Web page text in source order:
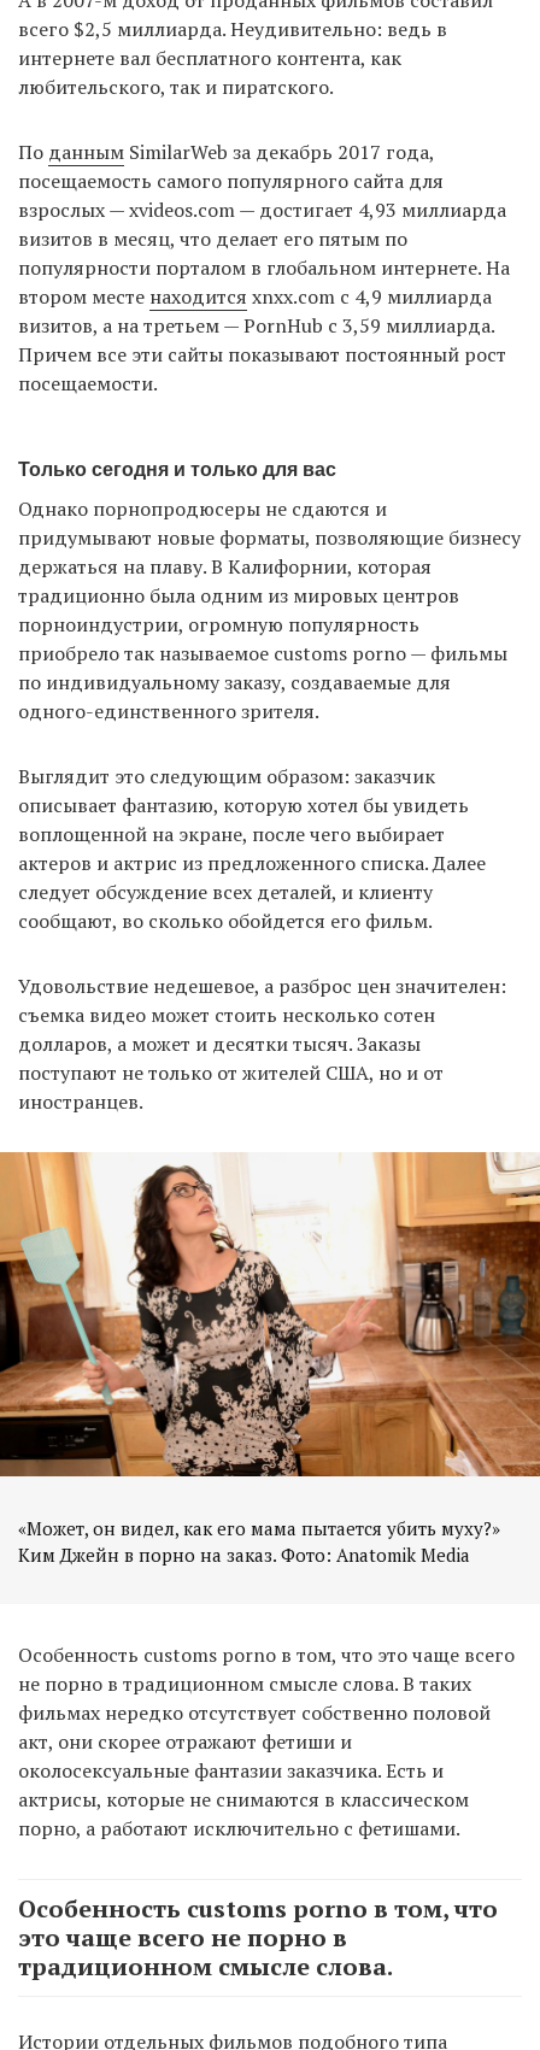
всего $2,5 миллиарда. Неудивительно: ведь в
интернете вал бесплатного контента, как
любительского, так и пиратского.
По данным SimilarWeb за декабрь 2017 года,
посещаемость самого популярного сайта для
взрослых — xvideos.com — достигает 4,93 миллиарда
визитов в месяц, что делает его пятым по
популярности порталом в глобальном интернете. На
втором месте находится xnxx.com с 4,9 миллиарда
визитов, а на третьем — PornHub c 3,59 миллиарда.
Причем все эти сайты показывают постоянный рост
посещаемости.
Только сегодня и только для вас
Однако порнопродюсеры не сдаются и
придумывают новые форматы, позволяющие бизнесу
держаться на плаву. В Калифорнии, которая
традиционно была одним из мировых центров
порноиндустрии, огромную популярность
приобрело так называемое customs porno — фильмы
по индивидуальному заказу, создаваемые для
одного-единственного зрителя.
Выглядит это следующим образом: заказчик
описывает фантазию, которую хотел бы увидеть
воплощенной на экране, после чего выбирает
актеров и актрис из предложенного списка. Далее
следует обсуждение всех деталей, и клиенту
сообщают, во сколько обойдется его фильм.
Удовольствие недешевое, а разброс цен значителен:
съемка видео может стоить несколько сотен
долларов, а может и десятки тысяч. Заказы
поступают не только от жителей США, но и от
иностранцев.
«Может, он видел, как его мама пытается убить муху?»
Ким Джейн в порно на заказ. Фото: Anatomik Media
Особенность customs porno в том, что это чаще всего
не порно в традиционном смысле слова. В таких
фильмах нередко отсутствует собственно половой
акт, они скорее отражают фетиши и
околосексуальные фантазии заказчика. Есть и
актрисы, которые не снимаются в классическом
порно, а работают исключительно с фетишами.
Особенность customs porno в том, что
это чаще всего не порно в
традиционном смысле слова.
Истории отдельных фильмов подобного типа